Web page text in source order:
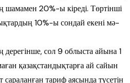
шамамен 20%-ы кіреді. Төртінші
10%-ы сондай екені мә­
сол 9 облыста айына 1
қазақстандықтарға ай сайын
тариф аясында түсетін